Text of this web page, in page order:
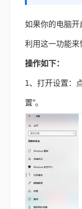
如果你的电脑开
利用这一功能来
操作如下：
1、打开设置：
置”。